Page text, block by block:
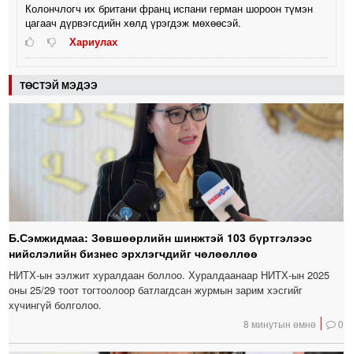
Колончлогч их британи франц испани герман шороон түмэн
цагаач дүрвэгсдийн хөлд үрэгдэж мөхөөсэй.
Хариулах
ТӨСТЭЙ МЭДЭЭ
Б.Сэмжидмаа: Зөвшөөрлийн шинжтэй 103 бүртгэлээс
нийслэлийн бизнес эрхлэгчдийг чөлөөллөө
НИТХ-ын ээлжит хуралдаан боллоо. Хуралдаанаар НИТХ-ын 2025
оны 25/29 тоот тогтоолоор батлагдсан журмын зарим хэсгийг
хүчингүй болголоо.
8 минутын өмнө 0